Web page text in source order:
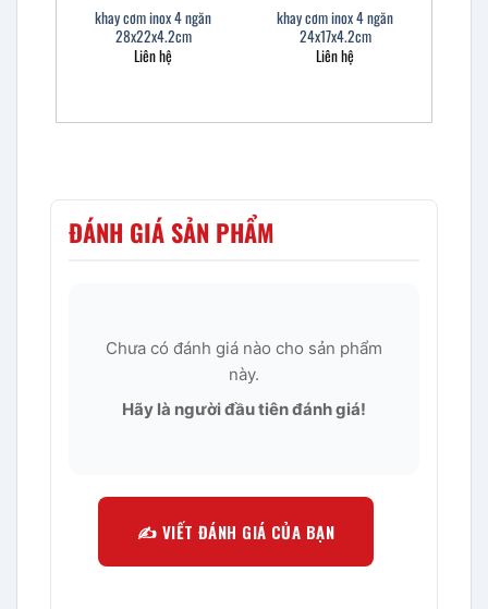
khay cơm inox 4 ngăn
28x22x4.2cm
Liên hệ
khay cơm inox 4 ngăn
24x17x4.2cm
Liên hệ
ĐÁNH GIÁ SẢN PHẨM
Chưa có đánh giá nào cho sản phẩm
này.
Hãy là người đầu tiên đánh giá!
✍️ VIẾT ĐÁNH GIÁ CỦA BẠN